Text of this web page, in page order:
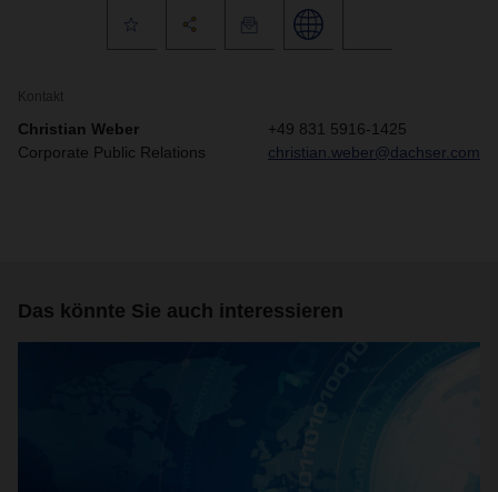
Kontakt
Christian Weber
Corporate Public Relations
+49 831 5916-1425
christian.weber@dachser.com
Das könnte Sie auch interessieren